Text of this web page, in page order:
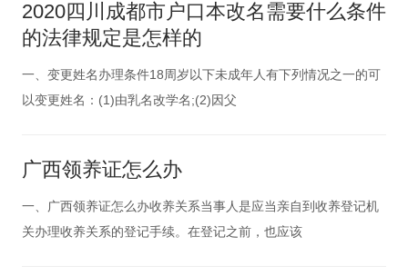
2020四川成都市户口本改名需要什么条件
的法律规定是怎样的
一、变更姓名办理条件18周岁以下未成年人有下列情况之一的可
以变更姓名：(1)由乳名改学名;(2)因父
广西领养证怎么办
一、广西领养证怎么办收养关系当事人是应当亲自到收养登记机
关办理收养关系的登记手续。在登记之前，也应该